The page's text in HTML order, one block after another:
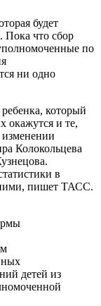
будет
Пока что сбор
по
ни одно
который
окажутся и те,
изменении
Колокольцева
в
пишет ТАСС.
детей из